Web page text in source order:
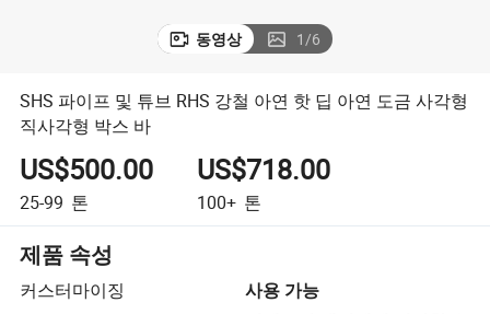
동영상 1/6
SHS 파이프 및 튜브 RHS 강철 아연 핫 딥 아연 도금 사각형
직사각형 박스 바
US$500.00
25-99 톤
US$718.00
100+ 톤
제품 속성
커스터마이징
사용 가능